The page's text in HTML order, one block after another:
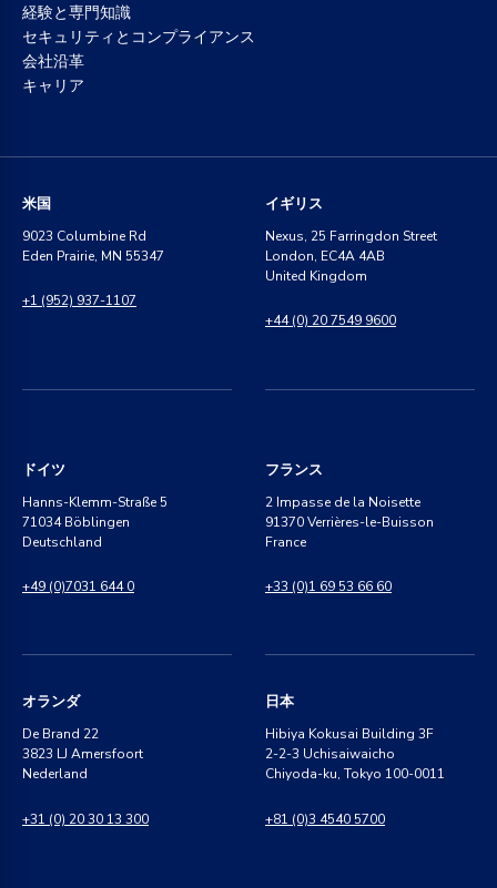
経験と専門知識
セキュリティとコンプライアンス
会社沿革
キャリア
米国
9023 Columbine Rd
Eden Prairie, MN 55347
+1 (952) 937-1107
イギリス
Nexus, 25 Farringdon Street
London, EC4A 4AB
United Kingdom
+44 (0) 20 7549 9600
ドイツ
Hanns-Klemm-Straße 5
71034 Böblingen
Deutschland
+49 (0)7031 644 0
フランス
2 Impasse de la Noisette
91370 Verrières-le-Buisson
France
+33 (0)1 69 53 66 60
オランダ
De Brand 22
3823 LJ Amersfoort
Nederland
+31 (0) 20 30 13 300
日本
Hibiya Kokusai Building 3F
2-2-3 Uchisaiwaicho
Chiyoda-ku, Tokyo 100-0011
+81 (0)3 4540 5700